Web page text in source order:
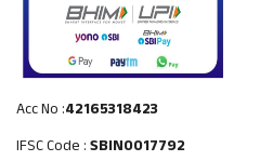
Acc No :42165318423
IFSC Code :SBIN0017792